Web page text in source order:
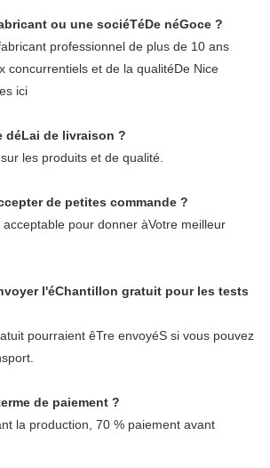
ou une sociéTéDe néGoce ?
professionnel de plus de 10 ans
concurrentiels et de la qualitéDe Nice
ici
déLai de livraison ?
les produits et de qualité.
de petites commande ?
pour donner àVotre meilleur
l'éChantillon gratuit pour les tests
pourraient êTre envoyéS si vous pouvez
de paiement ?
la production, 70 % paiement avant